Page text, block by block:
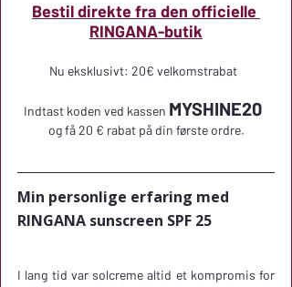
Bestil direkte fra den officielle
RINGANA-butik
Nu eksklusivt: 20€ velkomstrabat
Indtast koden ved kassen MYSHINE20
og få 20 € rabat på din første ordre.
Min personlige erfaring med
RINGANA sunscreen SPF 25
I lang tid var solcreme altid et kompromis for